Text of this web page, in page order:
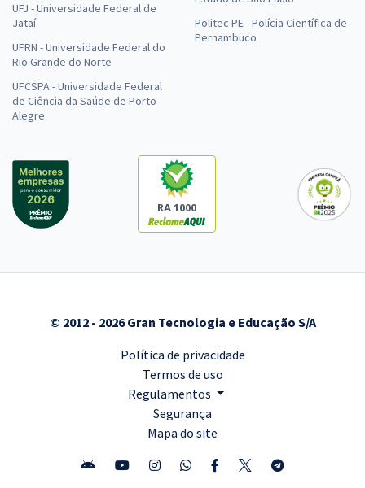
UFJ - Universidade Federal de
Jataí
UFRN - Universidade Federal do
Rio Grande do Norte
UFCSPA - Universidade Federal
de Ciência da Saúde de Porto
Alegre
Politec PE - Polícia Científica de
Pernambuco
RA 1000
© 2012 - 2026 Gran Tecnologia e Educação S/A
Política de privacidade
Termos de uso
Regulamentos
Segurança
Mapa do site